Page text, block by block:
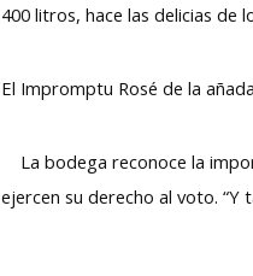
400 litros, hace las delicias de
El Impromptu Rosé de la
La bodega reconoce la
ejercen su derecho al voto.